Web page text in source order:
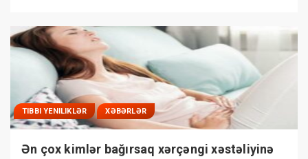
TIBBI YENILIKLƏR XƏBƏRLƏR
Ən çox kimlər bağırsaq xərçəngi xəstəliyinə